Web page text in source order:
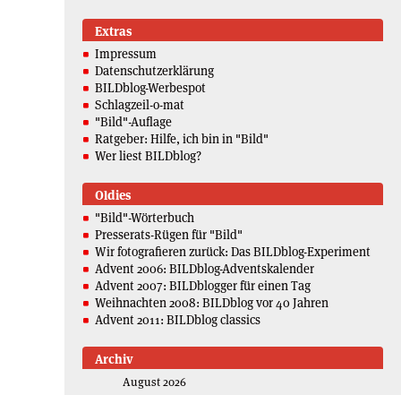
Extras
Impressum
Datenschutzerklärung
BILDblog-Werbespot
Schlagzeil-o-mat
"Bild"-Auflage
Ratgeber: Hilfe, ich bin in "Bild"
Wer liest BILDblog?
Oldies
"Bild"-Wörterbuch
Presserats-Rügen für "Bild"
Wir fotografieren zurück: Das BILDblog-Experiment
Advent 2006: BILDblog-Adventskalender
Advent 2007: BILDblogger für einen Tag
Weihnachten 2008: BILDblog vor 40 Jahren
Advent 2011: BILDblog classics
Archiv
August 2026